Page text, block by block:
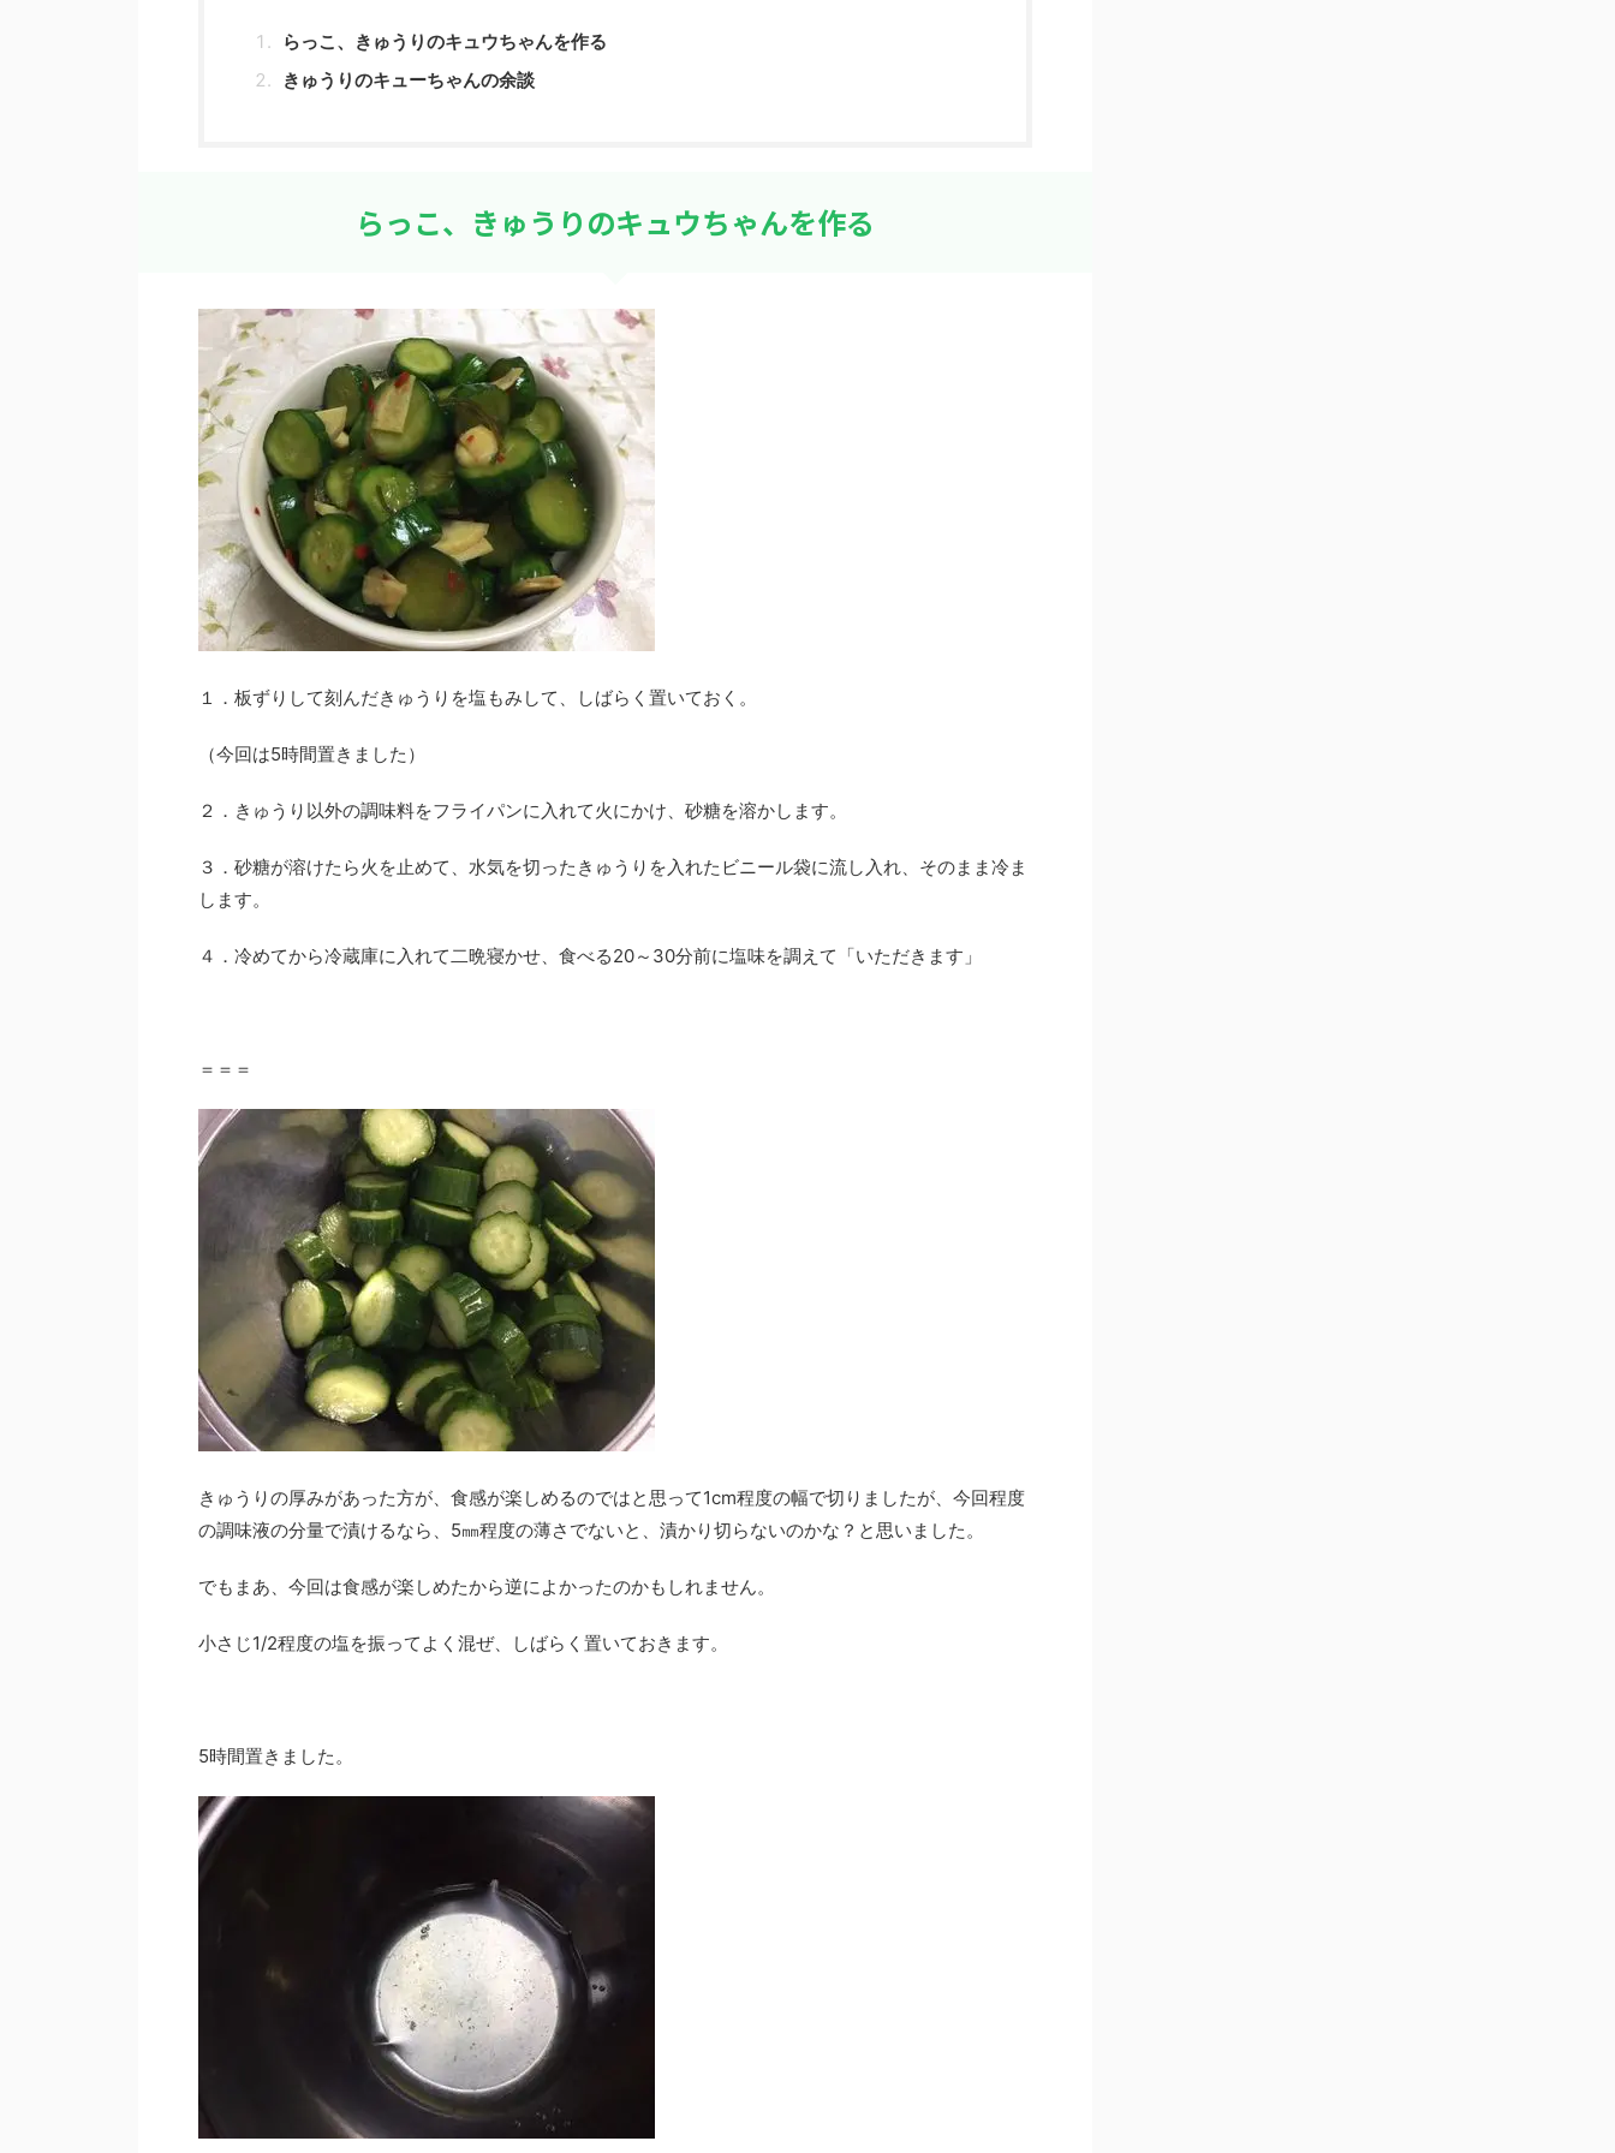
らっこ、きゅうりのキュウちゃんを作る
きゅうりのキューちゃんの余談
らっこ、きゅうりのキュウちゃんを作る
１．板ずりして刻んだきゅうりを塩もみして、しばらく置いておく。
（今回は5時間置きました）
２．きゅうり以外の調味料をフライパンに入れて火にかけ、砂糖を溶かします。
３．砂糖が溶けたら火を止めて、水気を切ったきゅうりを入れたビニール袋に流し入れ、そのまま冷ま
します。
４．冷めてから冷蔵庫に入れて二晩寝かせ、食べる20～30分前に塩味を調えて「いただきます」
＝＝＝
きゅうりの厚みがあった方が、食感が楽しめるのではと思って1cm程度の幅で切りましたが、今回程度
の調味液の分量で漬けるなら、5㎜程度の薄さでないと、漬かり切らないのかな？と思いました。
でもまあ、今回は食感が楽しめたから逆によかったのかもしれません。
小さじ1/2程度の塩を振ってよく混ぜ、しばらく置いておきます。
5時間置きました。